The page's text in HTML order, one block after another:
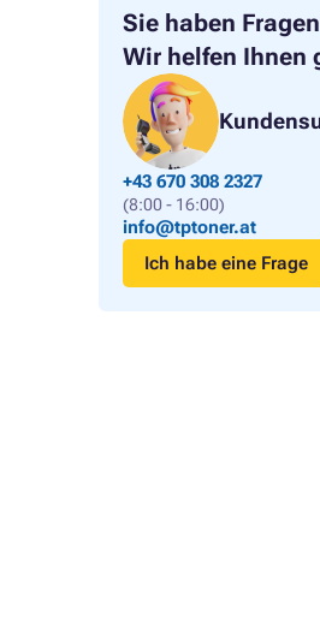
Sie haben
Wir helfen Ihnen
+43 670 308 2327
(8:00 - 16:00)
info@tptoner.at
Ich habe eine Frage